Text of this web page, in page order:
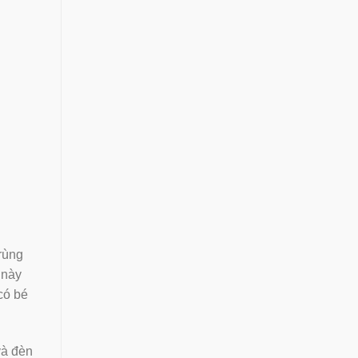
bé
đèn